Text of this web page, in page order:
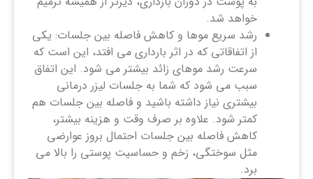
خواهد شد.
رشد سریع موها و کاهش فاصله بین جلسات: یکی
از اتفاقاتی که در اثر بارداری می افتد، این است که
سرعت رشد موهای زائد بیشتر می شود. این اتفاق
سبب می شود که شما به جلسات لیزر درمانی
بیشتری نیاز داشته باشید و فاصله بین جلسات هم
کمتر شود. علاوه بر صرف وقت و هزینه بیشتر،
کاهش فاصله بین جلسات احتمال بروز عوارضی
مثل سوختگی، زخم و حساسیت پوستی را بالا می
برد.